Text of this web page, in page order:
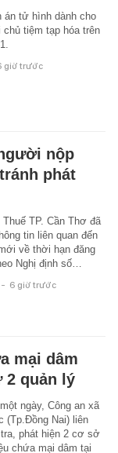
án tử hình dành cho
chủ tiệm tạp hóa trên
giờ trước
nộp
phát
Thuế TP. Cần Thơ đã
tin liên quan đến
về thời hạn đăng
Nghị định số…
- 6 giờ trước
mại dâm
2 quản lý
ngày, Công an xã
(Tp.Đồng Nai) liên
phát hiện 2 cơ sở
chứa mại dâm tại